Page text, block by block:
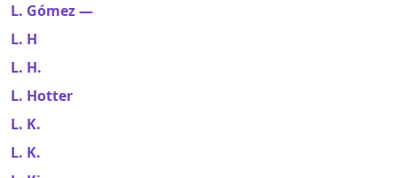
L. Gómez —
L. H
L. H.
L. Hotter
L. K.
L. K.